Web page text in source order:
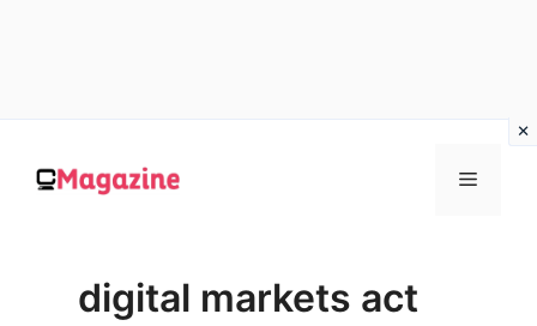
contenuto
MENU
digital markets act